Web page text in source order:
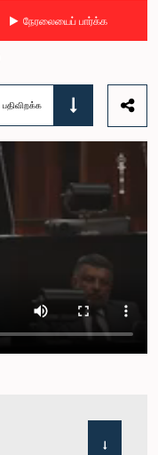
நேரலையைப் பார்க்க
பதிவிறக்க